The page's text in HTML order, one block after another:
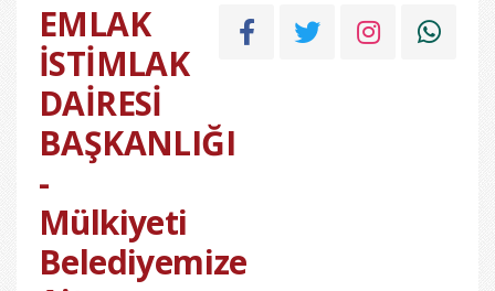
EMLAK
İSTİMLAK
DAİRESİ
BAŞKANLIĞI
-
Mülkiyeti
Belediyemize